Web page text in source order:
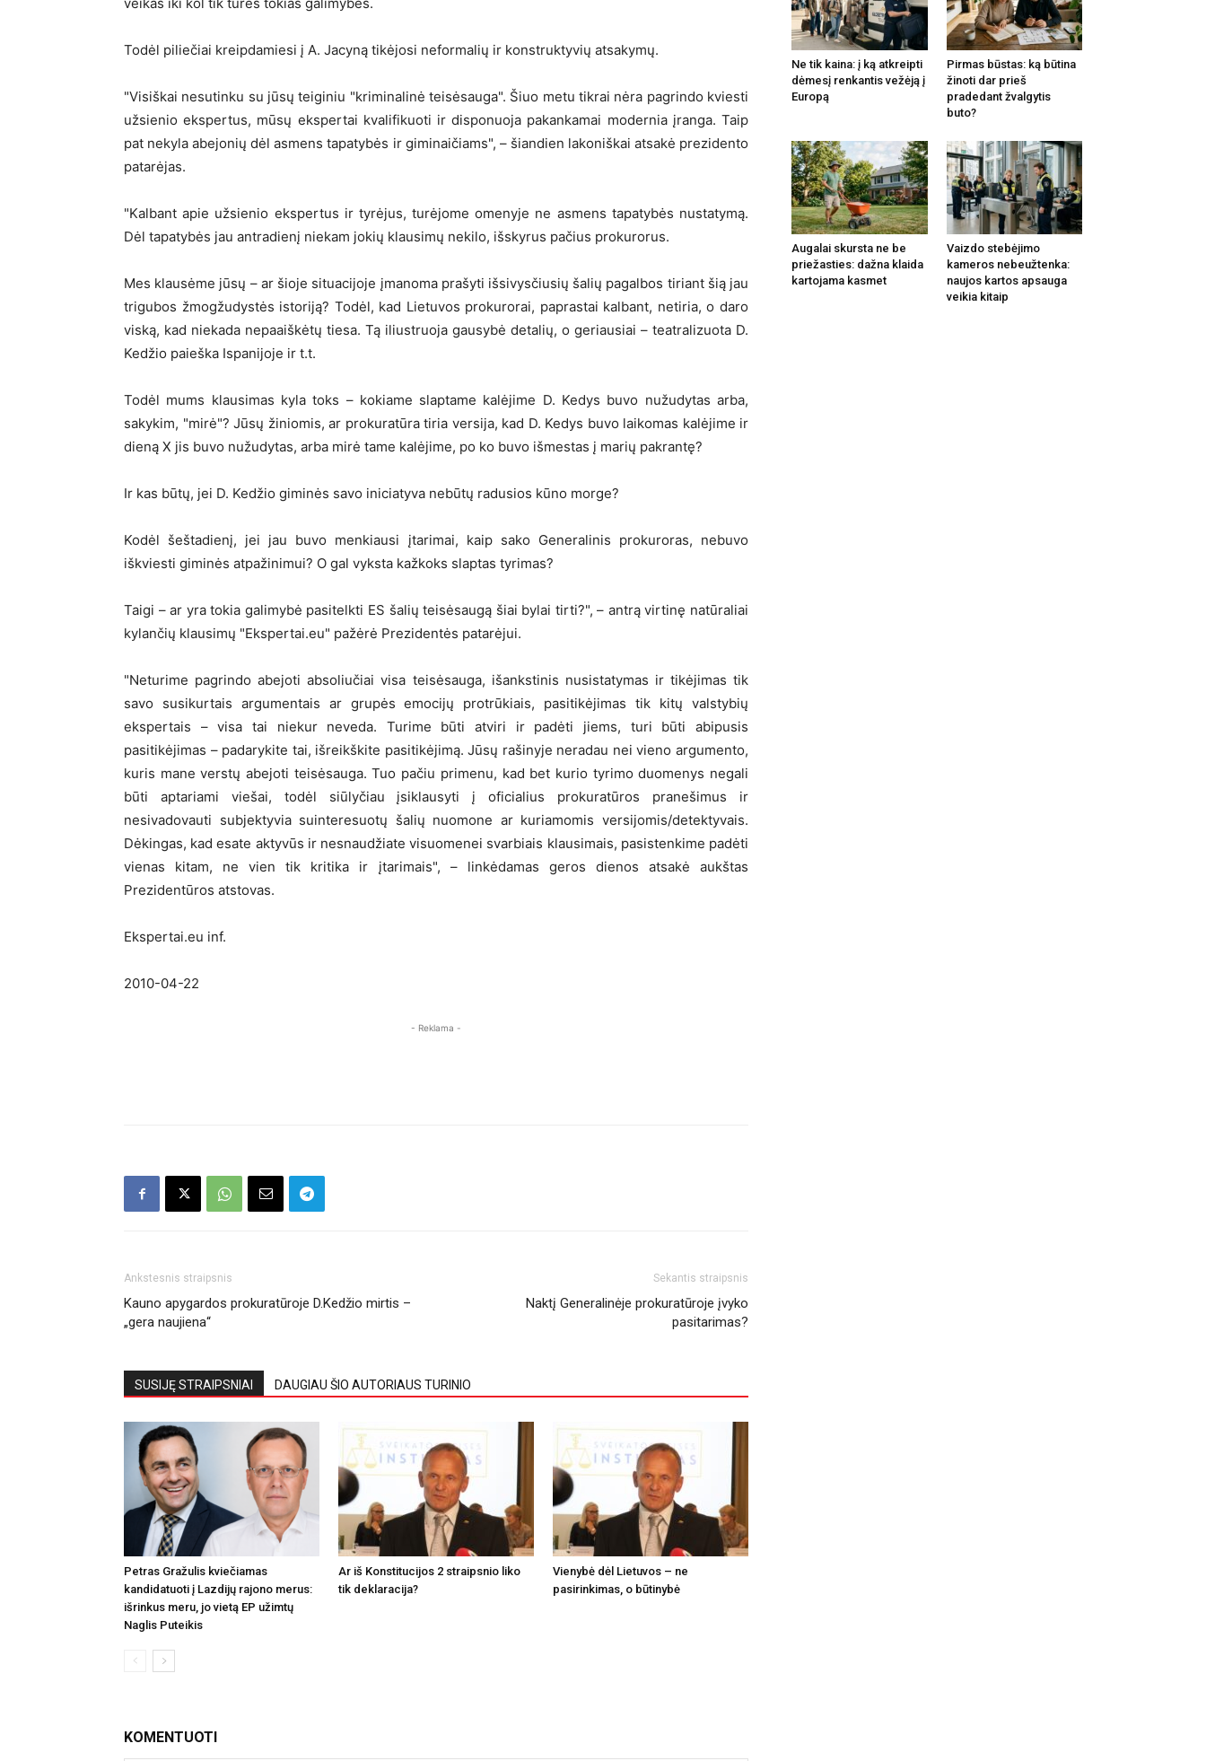
Todėl piliečiai kreipdamiesi į A. Jacyną tikėjosi neformalių ir konstruktyvių atsakymų.
"Visiškai nesutinku su jūsų teiginiu "kriminalinė teisėsauga". Šiuo metu tikrai nėra pagrindo kviesti
užsienio ekspertus, mūsų ekspertai kvalifikuoti ir disponuoja pakankamai modernia įranga. Taip
pat nekyla abejonių dėl asmens tapatybės ir giminaičiams", – šiandien lakoniškai atsakė prezidento
patarėjas.
"Kalbant apie užsienio ekspertus ir tyrėjus, turėjome omenyje ne asmens tapatybės nustatymą.
Dėl tapatybės jau antradienį niekam jokių klausimų nekilo, išskyrus pačius prokurorus.
Mes klausėme jūsų – ar šioje situacijoje įmanoma prašyti išsivysčiusių šalių pagalbos tiriant šią jau
trigubos žmogžudystės istoriją? Todėl, kad Lietuvos prokurorai, paprastai kalbant, netiria, o daro
viską, kad niekada nepaaiškėtų tiesa. Tą iliustruoja gausybė detalių, o geriausiai – teatralizuota D.
Kedžio paieška Ispanijoje ir t.t.
Todėl mums klausimas kyla toks – kokiame slaptame kalėjime D. Kedys buvo nužudytas arba,
sakykim, "mirė"? Jūsų žiniomis, ar prokuratūra tiria versija, kad D. Kedys buvo laikomas kalėjime ir
dieną X jis buvo nužudytas, arba mirė tame kalėjime, po ko buvo išmestas į marių pakrantę?
Ir kas būtų, jei D. Kedžio giminės savo iniciatyva nebūtų radusios kūno morge?
Kodėl šeštadienį, jei jau buvo menkiausi įtarimai, kaip sako Generalinis prokuroras, nebuvo
iškviesti giminės atpažinimui? O gal vyksta kažkoks slaptas tyrimas?
Taigi – ar yra tokia galimybė pasitelkti ES šalių teisėsaugą šiai bylai tirti?", – antrą virtinę natūraliai
kylančių klausimų "Ekspertai.eu" pažėrė Prezidentės patarėjui.
"Neturime pagrindo abejoti absoliučiai visa teisėsauga, išankstinis nusistatymas ir tikėjimas tik
savo susikurtais argumentais ar grupės emocijų protrūkiais, pasitikėjimas tik kitų valstybių
ekspertais – visa tai niekur neveda. Turime būti atviri ir padėti jiems, turi būti abipusis
pasitikėjimas – padarykite tai, išreikškite pasitikėjimą. Jūsų rašinyje neradau nei vieno argumento,
kuris mane verstų abejoti teisėsauga. Tuo pačiu primenu, kad bet kurio tyrimo duomenys negali
būti aptariami viešai, todėl siūlyčiau įsiklausyti į oficialius prokuratūros pranešimus ir
nesivadovauti subjektyvia suinteresuotų šalių nuomone ar kuriamomis versijomis/detektyvais.
Dėkingas, kad esate aktyvūs ir nesnaudžiate visuomenei svarbiais klausimais, pasistenkime padėti
vienas kitam, ne vien tik kritika ir įtarimais", – linkėdamas geros dienos atsakė aukštas
Prezidentūros atstovas.
Ekspertai.eu inf.
2010-04-22
- Reklama -
Ankstesnis straipsnis
Kauno apygardos prokuratūroje D.Kedžio mirtis –
„gera naujiena“
Sekantis straipsnis
Naktį Generalinėje prokuratūroje įvyko
pasitarimas?
SUSIJĘ STRAIPSNIAI DAUGIAU ŠIO AUTORIAUS TURINIO
Petras Gražulis kviečiamas
kandidatuoti į Lazdijų rajono merus:
išrinkus meru, jo vietą EP užimtų
Naglis Puteikis
Ar iš Konstitucijos 2 straipsnio liko
tik deklaracija?
Vienybė dėl Lietuvos – ne
pasirinkimas, o būtinybė
KOMENTUOTI
Ne tik kaina: į ką atkreipti
dėmesį renkantis vežėją į
Europą
Pirmas būstas: ką būtina
žinoti dar prieš
pradedant žvalgytis
buto?
Augalai skursta ne be
priežasties: dažna klaida
kartojama kasmet
Vaizdo stebėjimo
kameros nebeužtenka:
naujos kartos apsauga
veikia kitaip